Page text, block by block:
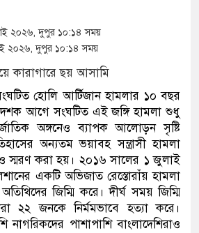
২০২৬, দুপুর ১০:১৪ সময়
২০২৬, দুপুর ১০:১৪ সময়
হোলি আর্টিজান হামলার ১০ বছর
আগে সংঘটিত এই জঙ্গি হামলা শুধু
অঙ্গনেও ব্যাপক আলোড়ন সৃষ্টি
অন্যতম ভয়াবহ সন্ত্রাসী হামলা
স্মরণ করা হয়। ২০১৬ সালের ১ জুলাই
একটি অভিজাত রেস্তোরাঁয় হামলা
জিম্মি করে। দীর্ঘ সময় জিম্মি
২২ জনকে নির্মমভাবে হত্যা করে।
নাগরিকদের পাশাপাশি বাংলাদেশিরাও